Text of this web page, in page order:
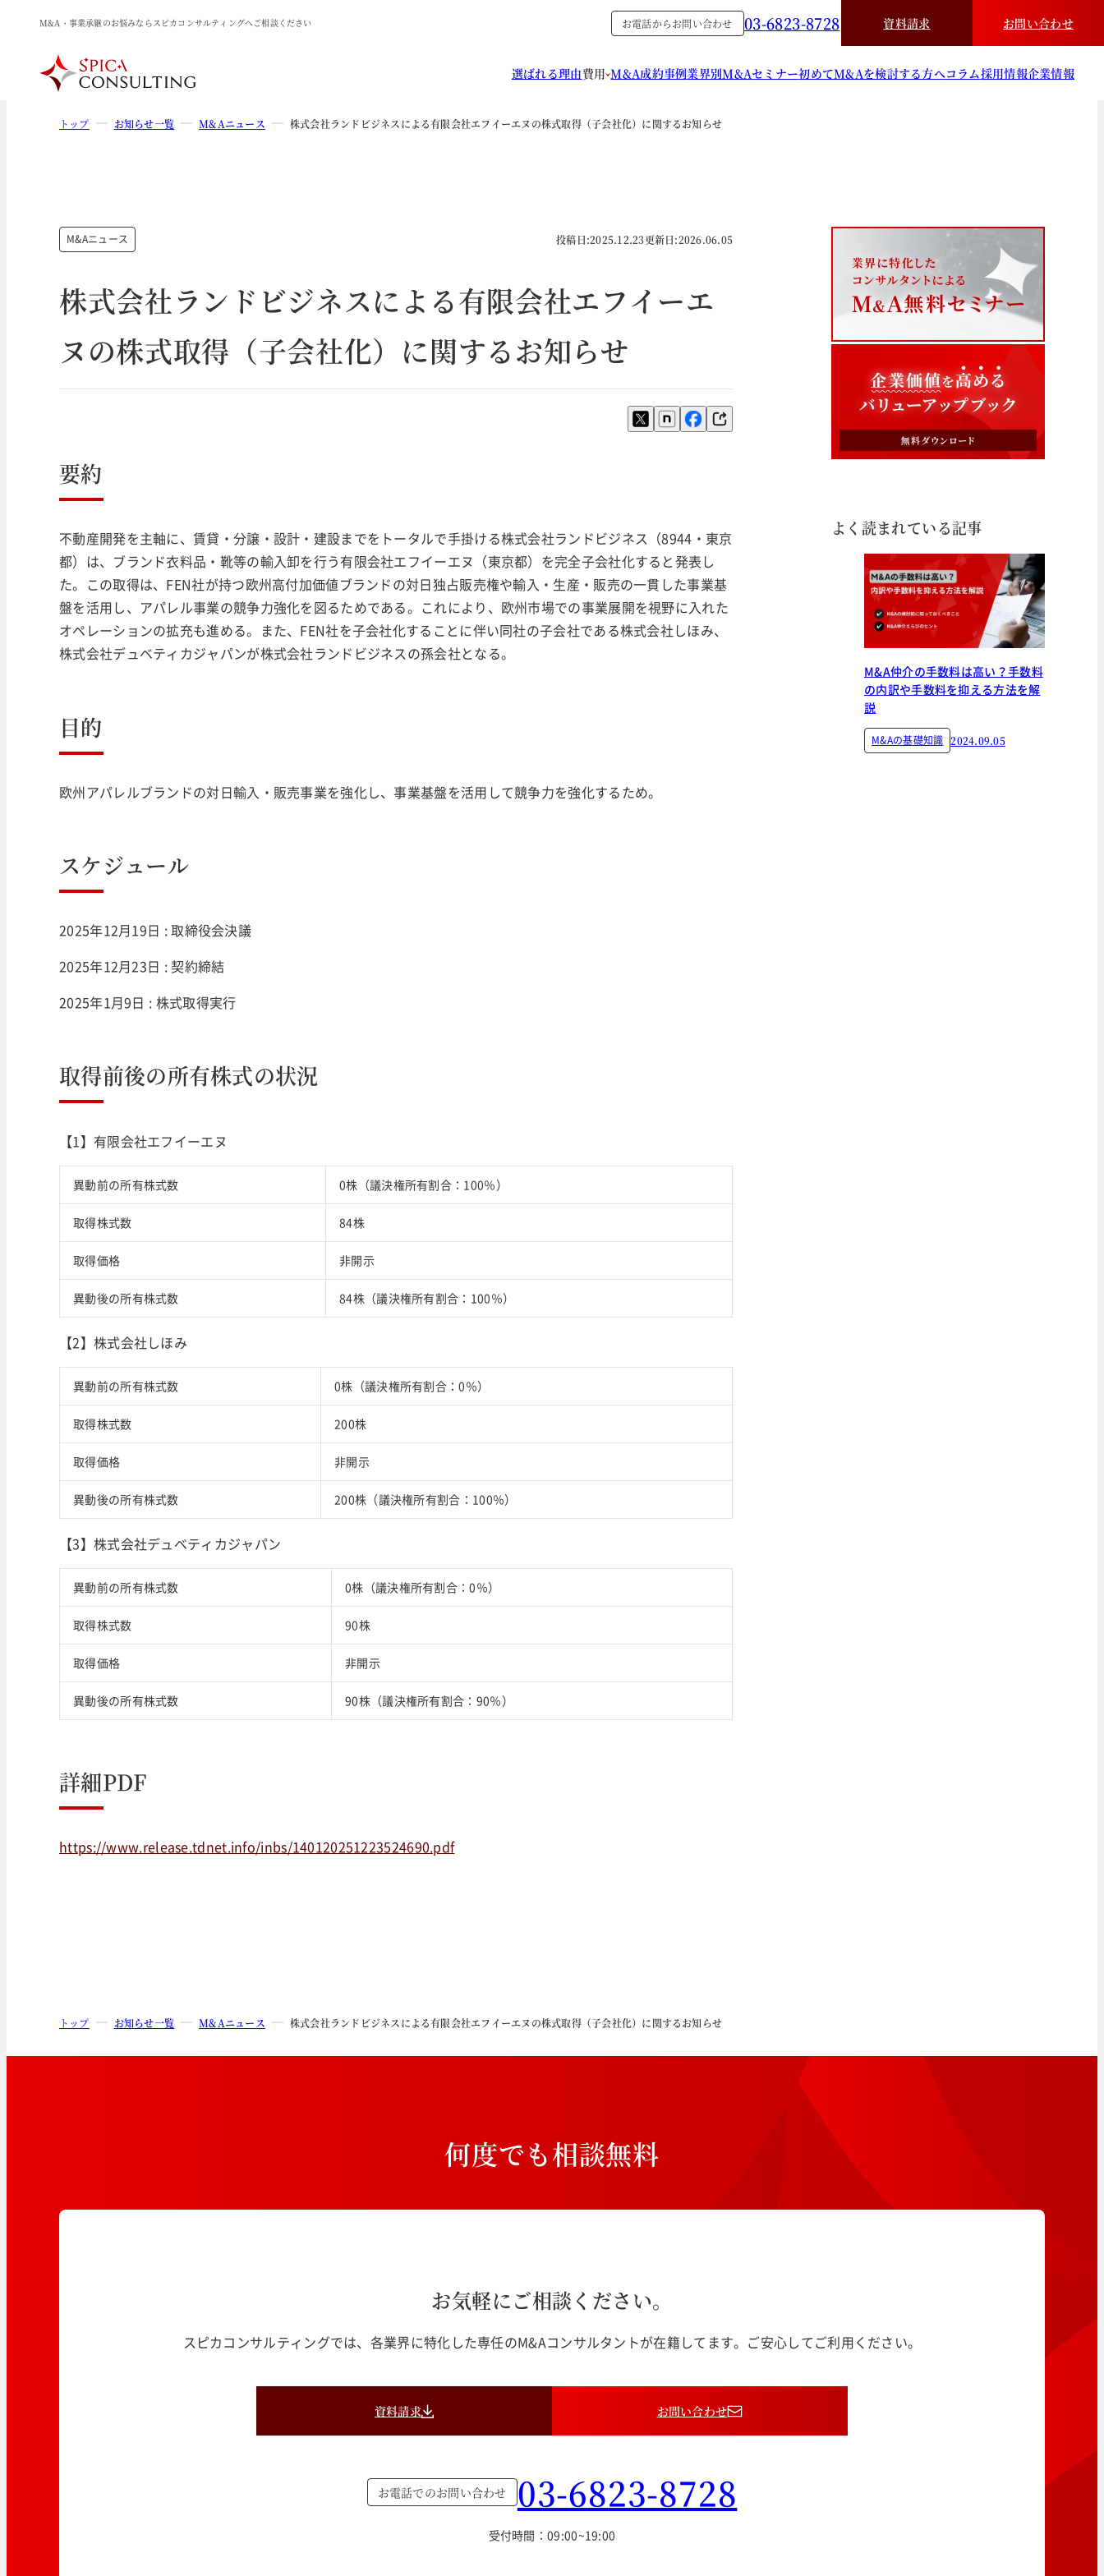
M&A・事業承継のお悩みならスピカコンサルティングへご相談ください お電話からお問い合わせ 03-6823-8728 資料請求 お問い合わせ
選ばれる理由費用 M&A成約事例業界別M&Aセミナー初めてM&Aを検討する方へコラム採用情報企業情報
トップ お知らせ一覧 M&Aニュース 株式会社ランドビジネスによる有限会社エフイーエヌの株式取得（子会社化）に関するお知らせ
M&Aニュース 投稿日:2025.12.23更新日:2026.06.05
株式会社ランドビジネスによる有限会社エフイーエ
ヌの株式取得（子会社化）に関するお知らせ
要約
不動産開発を主軸に、賃貸・分譲・設計・建設までをトータルで手掛ける株式会社ランドビジネス（8944・東京
都）は、ブランド衣料品・靴等の輸入卸を行う有限会社エフイーエヌ（東京都）を完全子会社化すると発表し
た。この取得は、FEN社が持つ欧州高付加価値ブランドの対日独占販売権や輸入・生産・販売の一貫した事業基
盤を活用し、アパレル事業の競争力強化を図るためである。これにより、欧州市場での事業展開を視野に入れた
オペレーションの拡充も進める。また、FEN社を子会社化することに伴い同社の子会社である株式会社しほみ、
株式会社デュベティカジャパンが株式会社ランドビジネスの孫会社となる。
目的
欧州アパレルブランドの対日輸入・販売事業を強化し、事業基盤を活用して競争力を強化するため。
スケジュール
2025年12月19日 : 取締役会決議
2025年12月23日 : 契約締結
2025年1月9日 : 株式取得実行
取得前後の所有株式の状況
【1】有限会社エフイーエヌ
異動前の所有株式数 0株（議決権所有割合：100％）
取得株式数 84株
取得価格 非開示
異動後の所有株式数 84株（議決権所有割合：100％）
【2】株式会社しほみ
異動前の所有株式数 0株（議決権所有割合：0％）
取得株式数 200株
取得価格 非開示
異動後の所有株式数 200株（議決権所有割合：100％）
【3】株式会社デュベティカジャパン
異動前の所有株式数 0株（議決権所有割合：0％）
取得株式数 90株
取得価格 非開示
異動後の所有株式数 90株（議決権所有割合：90％）
詳細PDF
https://www.release.tdnet.info/inbs/140120251223524690.pdf
よく読まれている記事
M&A仲介の手数料は高い？手数料
の内訳や手数料を抑える方法を解
説
M&Aの基礎知識 2024.09.05
トップ お知らせ一覧 M&Aニュース 株式会社ランドビジネスによる有限会社エフイーエヌの株式取得（子会社化）に関するお知らせ
何度でも相談無料
お気軽にご相談ください。
スピカコンサルティングでは、各業界に特化した専任のM&Aコンサルタントが在籍してます。ご安心してご利用ください。
資料請求 お問い合わせ
お電話でのお問い合わせ 03-6823-8728
受付時間：09:00~19:00